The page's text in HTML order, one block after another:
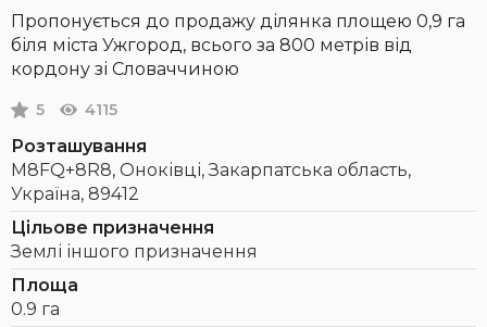
Пропонується до продажу ділянка площею 0,9 га
біля міста Ужгород, всього за 800 метрів від
кордону зі Словаччиною
5 4115
Розташування
M8FQ+8R8, Оноківці, Закарпатська область,
Україна, 89412
Цільове призначення
Землі іншого призначення
Площа
0.9 га